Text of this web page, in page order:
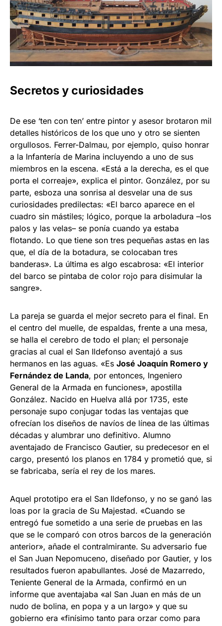
Secretos y curiosidades
De ese ‘ten con ten’ entre pintor y asesor brotaron mil
detalles históricos de los que uno y otro se sienten
orgullosos. Ferrer-Dalmau, por ejemplo, quiso honrar
a la Infantería de Marina incluyendo a uno de sus
miembros en la escena. «Está a la derecha, es el que
porta el correaje», explica el pintor. González, por su
parte, esboza una sonrisa al desvelar una de sus
curiosidades predilectas: «El barco aparece en el
cuadro sin mástiles; lógico, porque la arboladura –los
palos y las velas– se ponía cuando ya estaba
flotando. Lo que tiene son tres pequeñas astas en las
que, el día de la botadura, se colocaban tres
banderas». La última es algo escabrosa: «El interior
del barco se pintaba de color rojo para disimular la
sangre».
La pareja se guarda el mejor secreto para el final. En
el centro del muelle, de espaldas, frente a una mesa,
se halla el cerebro de todo el plan; el personaje
gracias al cual el San Ildefonso aventajó a sus
hermanos en las aguas. «Es José Joaquín Romero y
Fernández de Landa, por entonces, Ingeniero
General de la Armada en funciones», apostilla
González. Nacido en Huelva allá por 1735, este
personaje supo conjugar todas las ventajas que
ofrecían los diseños de navíos de línea de las últimas
décadas y alumbrar uno definitivo. Alumno
aventajado de Francisco Gautier, su predecesor en el
cargo, presentó los planos en 1784 y prometió que, si
se fabricaba, sería el rey de los mares.
Aquel prototipo era el San Ildefonso, y no se ganó las
loas por la gracia de Su Majestad. «Cuando se
entregó fue sometido a una serie de pruebas en las
que se le comparó con otros barcos de la generación
anterior», añade el contralmirante. Su adversario fue
el San Juan Nepomuceno, diseñado por Gautier, y los
resultados fueron apabullantes. José de Mazarredo,
Teniente General de la Armada, confirmó en un
informe que aventajaba «al San Juan en más de un
nudo de bolina, en popa y a un largo» y que su
gobierno era «finísimo tanto para orzar como para